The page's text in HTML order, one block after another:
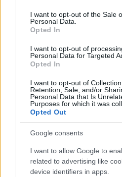
I want to opt-out of the Sale
Personal Data.
Opted In
I want to opt-out of
Personal Data for Targeted
Opted In
I want to opt-out of
Retention, Sale, and/or
Personal Data that Is
Purposes for which it was
Opted Out
Google consents
I want to allow Google to
related to advertising like
device identifiers in apps.
Kelly Grieco, ocijenila je da
usmjereni na količinu, dok
Prema njenim riječima, čak
mete skupi sistemi
avioni.
Američko ministarstvo
komentirati nalaze BBC-ja,
sigurnosne razloge.